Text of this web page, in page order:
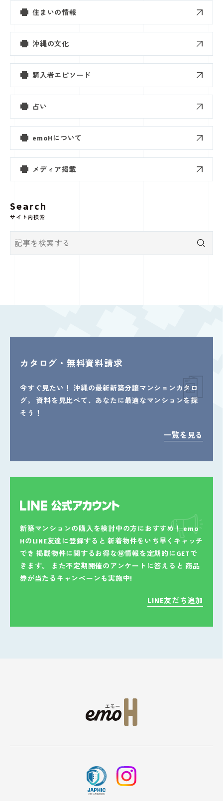
住まいの情報
沖縄の文化
購入者エピソード
占い
emoHについて
メディア掲載
Search
サイト内検索
カタログ・無料資料請求
今すぐ見たい！
沖縄の最新新築分譲マンションカタロ
グ。
資料を見比べて、あなたに最適なマンションを探
そう！
一覧を見る
新築マンションの購入を検討中の方におすすめ！emo
HのLINE友達に登録すると 新着物件をいち早くキャッチ
でき 掲載物件に関するお得な㊙情報を定期的にGETで
きます。
また不定期開催のアンケートに答えると 商品
券が当たるキャンペーンも実施中!
LINE友だち追加